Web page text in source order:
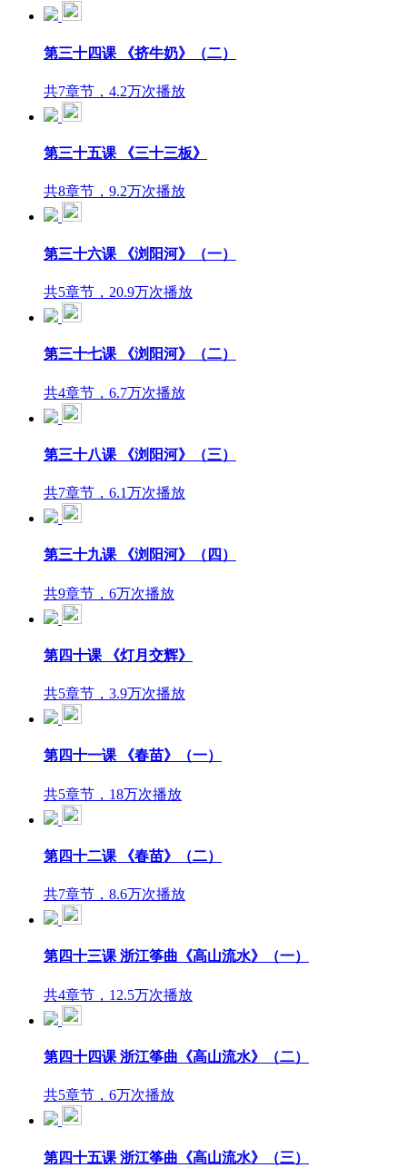
第三十四课 《挤牛奶》（二）
共7章节，4.2万次播放
第三十五课 《三十三板》
共8章节，9.2万次播放
第三十六课 《浏阳河》（一）
共5章节，20.9万次播放
第三十七课 《浏阳河》（二）
共4章节，6.7万次播放
第三十八课 《浏阳河》（三）
共7章节，6.1万次播放
第三十九课 《浏阳河》（四）
共9章节，6万次播放
第四十课 《灯月交辉》
共5章节，3.9万次播放
第四十一课 《春苗》（一）
共5章节，18万次播放
第四十二课 《春苗》（二）
共7章节，8.6万次播放
第四十三课 浙江筝曲《高山流水》（一）
共4章节，12.5万次播放
第四十四课 浙江筝曲《高山流水》（二）
共5章节，6万次播放
第四十五课 浙江筝曲《高山流水》（三）